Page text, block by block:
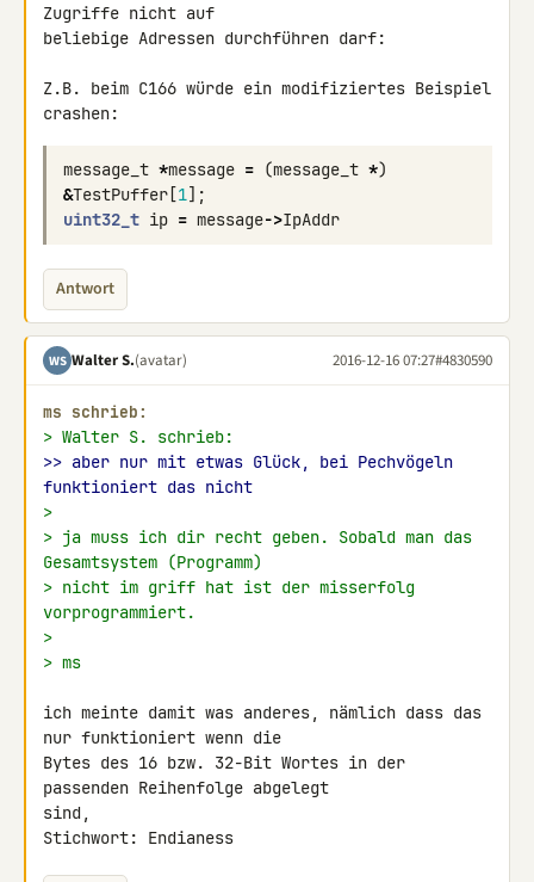
Zugriffe nicht auf
beliebige Adressen durchführen darf:
Z.B. beim C166 würde ein modifiziertes Beispiel
crashen:
message_t *message = (message_t *)
&TestPuffer [1];
uint32_t ip = message->IpAddr
Antwort
WS Walter S.(avatar) 2016-12-16 07:27#4830590
ms schrieb:
> Walter S. schrieb:
>> aber nur mit etwas Glück, bei Pechvögeln
funktioniert das nicht
>
> ja muss ich dir recht geben. Sobald man das
Gesamtsystem (Programm)
> nicht im griff hat ist der misserfolg
vorprogrammiert.
>
> ms
ich meinte damit was anderes, nämlich dass das
nur funktioniert wenn die
Bytes des 16 bzw. 32-Bit Wortes in der
passenden Reihenfolge abgelegt
sind,
Stichwort: Endianess